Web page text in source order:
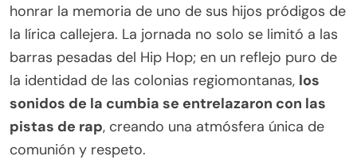
honrar la memoria de uno de sus hijos pródigos de
la lírica callejera. La jornada no solo se limitó a las
barras pesadas del Hip Hop; en un reflejo puro de
la identidad de las colonias regiomontanas, los
sonidos de la cumbia se entrelazaron con las
pistas de rap, creando una atmósfera única de
comunión y respeto.